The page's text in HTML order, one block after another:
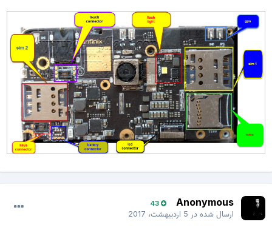
Anonymous
43
ارسال شده در5 اردیبهشت، 2017